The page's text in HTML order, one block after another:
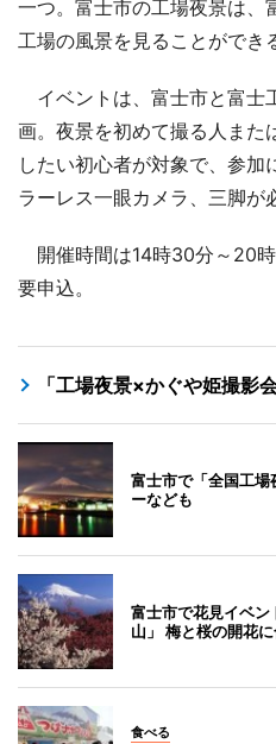
一つ。富士市の工場夜景は、
工場の風景を見ることができ
イベントは、富士市と富士
画。夜景を初めて撮る人また
したい初心者が対象で、参加
ラーレス一眼カメラ、三脚が
開催時間は14時30分～20
要申込。
「工場夜景×かぐや姫撮影会
富士市で「全国工場
ーなども
富士市で花見イベ
山」 梅と桜の開花
食べる